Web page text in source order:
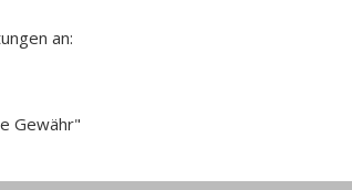
an:
Gewähr"